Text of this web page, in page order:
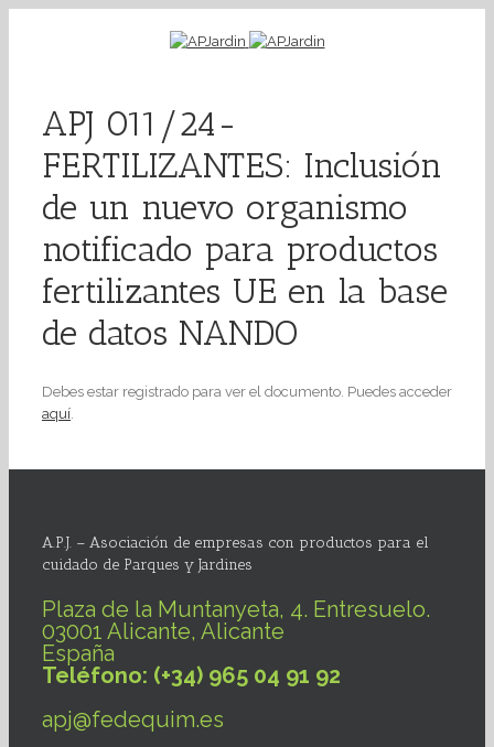
APJ 011/24-
FERTILIZANTES: Inclusión
de un nuevo organismo
notificado para productos
fertilizantes UE en la base
de datos NANDO
Debes estar registrado para ver el documento. Puedes acceder
aquí.
A.P.J. – Asociación de empresas con productos para el
cuidado de Parques y Jardines
Plaza de la Muntanyeta, 4. Entresuelo.
03001 Alicante, Alicante
España
Teléfono: (+34) 965 04 91 92
apj@fedequim.es